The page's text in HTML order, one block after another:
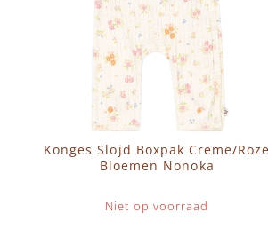
Konges Slojd Boxpak Creme/Roze
Bloemen Nonoka
Niet op voorraad